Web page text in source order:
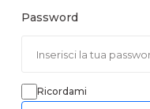
Password
Ricordami